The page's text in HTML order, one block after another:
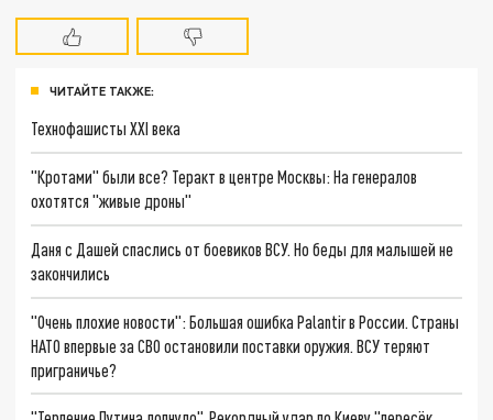
ЧИТАЙТЕ ТАКЖЕ:
Технофашисты XXI века
"Кротами" были все? Теракт в центре Москвы: На генералов
охотятся "живые дроны"
Даня с Дашей спаслись от боевиков ВСУ. Но беды для малышей не
закончились
"Очень плохие новости": Большая ошибка Palantir в России. Страны
НАТО впервые за СВО остановили поставки оружия. ВСУ теряют
приграничье?